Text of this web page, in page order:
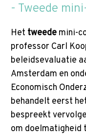
- Tweede
Het tweede mini-
professor Carl
beleidsevaluatie
Amsterdam en
Economisch
behandelt eerst
bespreekt
om doelmatigheid